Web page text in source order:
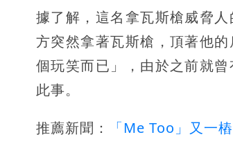
據了解，這名拿瓦斯槍威脅
方突然拿著瓦斯槍，頂著他
個玩笑而已」，由於之前就
此事。
推薦新聞： 「Me Too」又一